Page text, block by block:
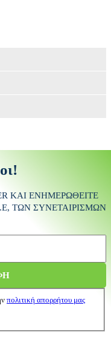
ΚΑΙ ΕΝΗΜΕΡΩΘΕΙΤΕ
, ΤΩΝ ΣΥΝΕΤΑΙΡΙΣΜΩΝ
πολιτική απορρήτου μας